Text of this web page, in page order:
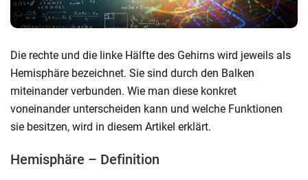
Die rechte und die linke Hälfte des Gehirns wird jeweils als
Hemisphäre bezeichnet. Sie sind durch den Balken
miteinander verbunden. Wie man diese konkret
voneinander unterscheiden kann und welche Funktionen
sie besitzen, wird in diesem Artikel erklärt.
Hemisphäre – Definition